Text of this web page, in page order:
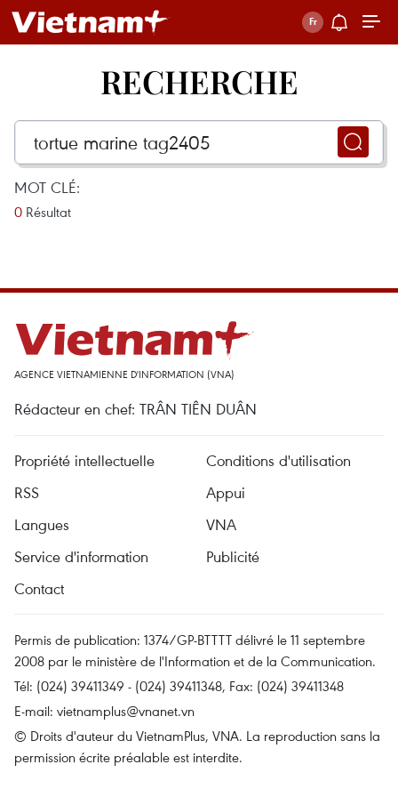
RECHERCHE
MOT CLÉ:
0 Résultat
AGENCE VIETNAMIENNE D'INFORMATION (VNA)
Rédacteur en chef: TRÂN TIÊN DUÂN
Propriété intellectuelle
Conditions d'utilisation
RSS
Appui
Langues
VNA
Service d'information
Publicité
Contact
Permis de publication: 1374/GP-BTTTT délivré le 11 septembre
2008 par le ministère de l'Information et de la Communication.
Tél: (024) 39411349 - (024) 39411348, Fax: (024) 39411348
E-mail: vietnamplus@vnanet.vn
© Droits d'auteur du VietnamPlus, VNA. La reproduction sans la
permission écrite préalable est interdite.